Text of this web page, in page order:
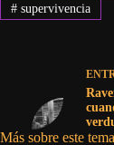
#supervivencia
Más sobre este tema